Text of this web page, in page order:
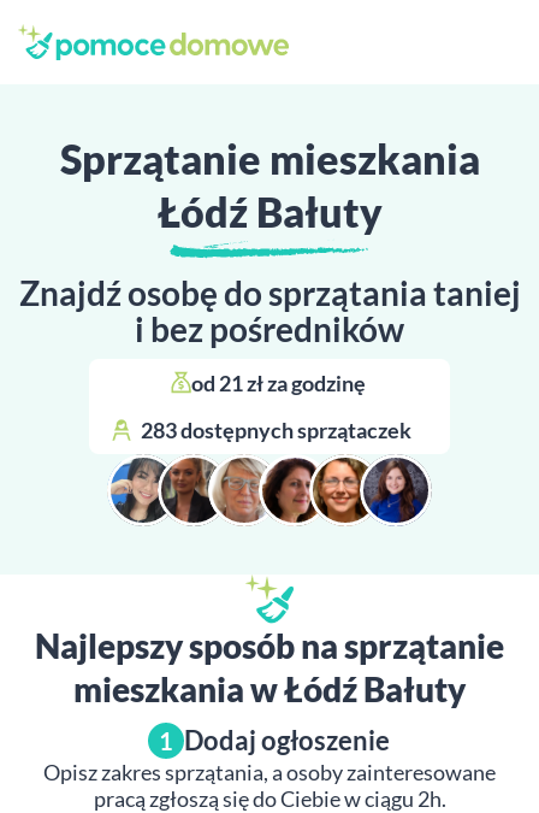
Sprzątanie mieszkania
Łódź Bałuty
Znajdź osobę do sprzątania taniej
i bez pośredników
od 21 zł za godzinę
283 dostępnych sprzątaczek
Najlepszy sposób na sprzątanie
mieszkania w Łódź Bałuty
1 Dodaj ogłoszenie
Opisz zakres sprzątania, a osoby zainteresowane
pracą zgłoszą się do Ciebie w ciągu 2h.